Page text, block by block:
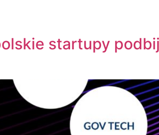
startupy